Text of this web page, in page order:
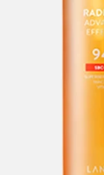
SEMUA JENIS